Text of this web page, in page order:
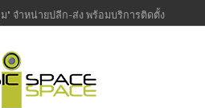
จำหน่ายปลีก-ส่ง พร้อมบริการติดตั้ง